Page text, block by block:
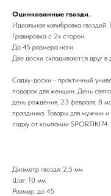
Оцинкованные гвозди.
Идеальная калибровка
Гравировка с 2х сторон.
До 45 размера ноги.
Две доски складываются друг в
Садху-доски - практичный
подарок для женщин. День
день рождения, 23 февраля, 8
праздника. Товары для мужчин
садху от компании SPORTIKI74.
Диаметр гвоздя: 2,5 мм
Шаг: 10 мм
Размер: до 45